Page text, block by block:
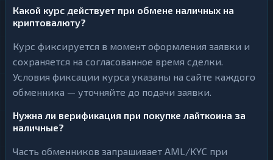
Какой курс действует при обмене наличных на
криптовалюту?
Курс фиксируется в момент оформления заявки и
сохраняется на согласованное время сделки.
Условия фиксации курса указаны на сайте каждого
обменника — уточняйте до подачи заявки.
Нужна ли верификация при покупке лайткоина за
наличные?
Часть обменников запрашивает AML/KYC при